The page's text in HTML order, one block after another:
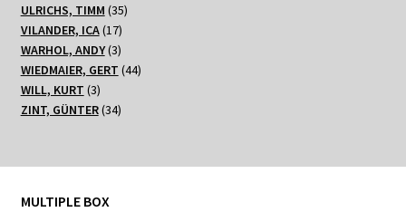
ULRICHS, TIMM 3535
VILANDER, ICA 1717
Produkte
WARHOL, ANDY 33
Produkte
WIEDMAIER, GERT 4444
WILL, KURT 33
Produkte
ZINT, GÜNTER 3434
MULTIPLE BOX